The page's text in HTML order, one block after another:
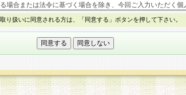
場合または法令に基づく場合を除き、今回ご入力いただく個
せん。
いを外部に委託する場合は、当社が規定する個人情報管理基準
託を行い、適切な取り扱いが行われるよう監督します。
り、当社が本件により取得した開示対象個人情報の利用目的
訂正・追加または削除・利用の停止・消去及び第三者への提供
開示等」といいます。）に応じます。
り扱いに同意される方は、「同意する」ボタンを押して下さい。